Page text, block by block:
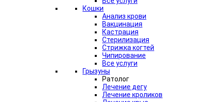
Кошки
Анализ крови
Вакцинация
Кастрация
Стерилизация
Стрижка когтей
Чипирование
Все услуги
Грызуны
Ратолог
Лечение дегу
Лечение кроликов